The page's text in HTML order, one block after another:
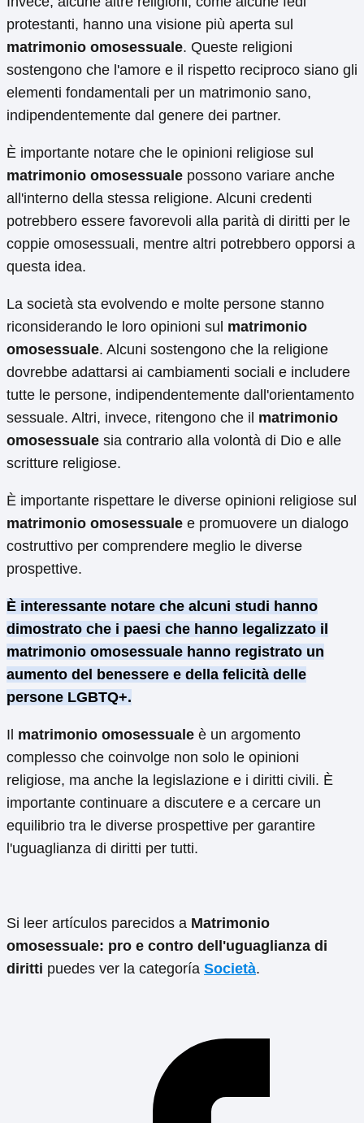
protestanti, hanno una visione più aperta sul
matrimonio omosessuale. Queste religioni
sostengono che l'amore e il rispetto reciproco siano gli
elementi fondamentali per un matrimonio sano,
indipendentemente dal genere dei partner.
È importante notare che le opinioni religiose sul
matrimonio omosessuale possono variare anche
all'interno della stessa religione. Alcuni credenti
potrebbero essere favorevoli alla parità di diritti per le
coppie omosessuali, mentre altri potrebbero opporsi a
questa idea.
La società sta evolvendo e molte persone stanno
riconsiderando le loro opinioni sul matrimonio
omosessuale. Alcuni sostengono che la religione
dovrebbe adattarsi ai cambiamenti sociali e includere
tutte le persone, indipendentemente dall'orientamento
sessuale. Altri, invece, ritengono che il matrimonio
omosessuale sia contrario alla volontà di Dio e alle
scritture religiose.
È importante rispettare le diverse opinioni religiose sul
matrimonio omosessuale e promuovere un dialogo
costruttivo per comprendere meglio le diverse
prospettive.
È interessante notare che alcuni studi hanno
dimostrato che i paesi che hanno legalizzato il
matrimonio omosessuale hanno registrato un
aumento del benessere e della felicità delle
persone LGBTQ+.
Il matrimonio omosessuale è un argomento
complesso che coinvolge non solo le opinioni
religiose, ma anche la legislazione e i diritti civili. È
importante continuare a discutere e a cercare un
equilibrio tra le diverse prospettive per garantire
l'uguaglianza di diritti per tutti.
Si leer artículos parecidos a Matrimonio
omosessuale: pro e contro dell'uguaglianza di
diritti puedes ver la categoría Società.